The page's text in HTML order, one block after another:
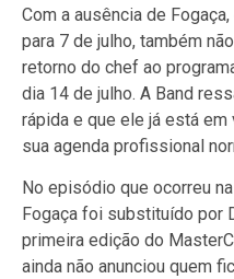
Com a ausência de
para 7 de julho, também
retorno do chef ao
dia 14 de julho. A Band
rápida e que ele já está
sua agenda profissional
No episódio que ocorreu
Fogaça foi substituído por
primeira edição do
ainda não anunciou quem